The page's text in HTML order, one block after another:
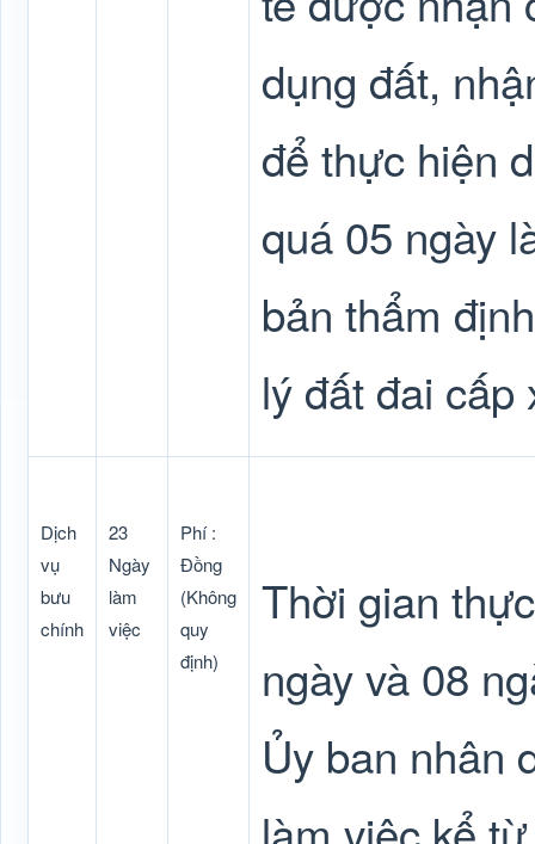
dụng đất,
để thực hiện
quá 05 ngày
bản thẩm
lý đất đai cấp
Dịch
vụ
bưu
chính
23
Ngày
làm
việc
Phí :
Đồng
(Không
quy
định)
Thời gian
ngày và 08
Ủy ban nhân